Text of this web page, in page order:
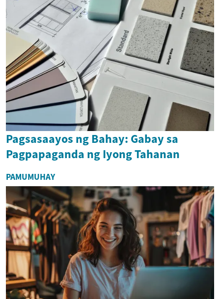
Pagsasaayos ng Bahay: Gabay sa
Pagpapaganda ng Iyong Tahanan
PAMUMUHAY